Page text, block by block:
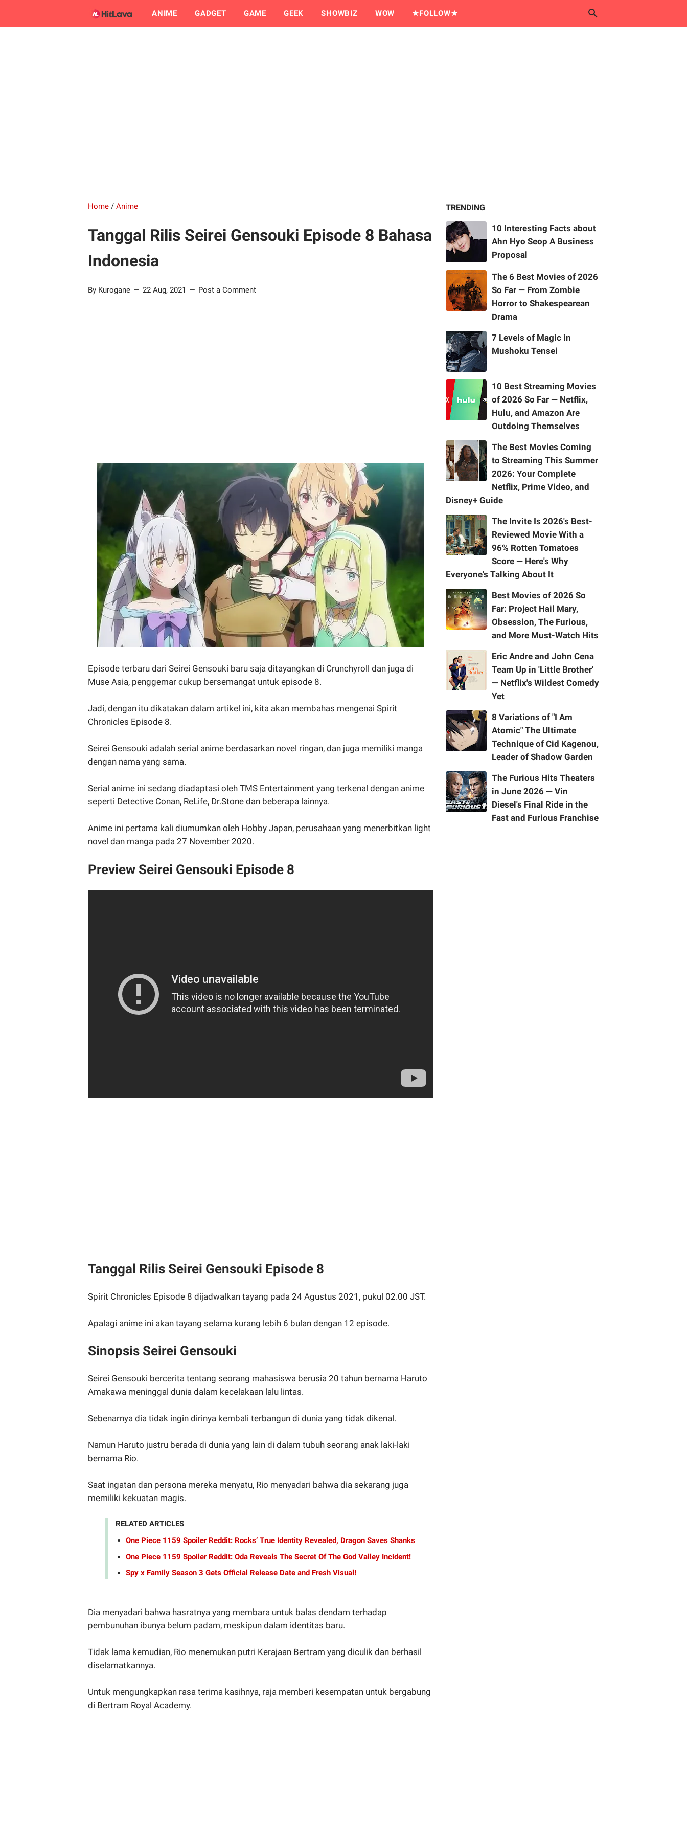
ANIME GADGET GAME GEEK SHOWBIZ WOW ★FOLLOW★
Home / Anime
Tanggal Rilis Seirei Gensouki Episode 8 Bahasa
Indonesia
By Kurogane 22 Aug, 2021 Post a Comment
Episode terbaru dari Seirei Gensouki baru saja ditayangkan di Crunchyroll dan juga di
Muse Asia, penggemar cukup bersemangat untuk episode 8.
Jadi, dengan itu dikatakan dalam artikel ini, kita akan membahas mengenai Spirit
Chronicles Episode 8.
Seirei Gensouki adalah serial anime berdasarkan novel ringan, dan juga memiliki manga
dengan nama yang sama.
Serial anime ini sedang diadaptasi oleh TMS Entertainment yang terkenal dengan anime
seperti Detective Conan, ReLife, Dr.Stone dan beberapa lainnya.
Anime ini pertama kali diumumkan oleh Hobby Japan, perusahaan yang menerbitkan light
novel dan manga pada 27 November 2020.
Preview Seirei Gensouki Episode 8
Tanggal Rilis Seirei Gensouki Episode 8
Spirit Chronicles Episode 8 dijadwalkan tayang pada 24 Agustus 2021, pukul 02.00 JST.
Apalagi anime ini akan tayang selama kurang lebih 6 bulan dengan 12 episode.
Sinopsis Seirei Gensouki
Seirei Gensouki bercerita tentang seorang mahasiswa berusia 20 tahun bernama Haruto
Amakawa meninggal dunia dalam kecelakaan lalu lintas.
Sebenarnya dia tidak ingin dirinya kembali terbangun di dunia yang tidak dikenal.
Namun Haruto justru berada di dunia yang lain di dalam tubuh seorang anak laki-laki
bernama Rio.
Saat ingatan dan persona mereka menyatu, Rio menyadari bahwa dia sekarang juga
memiliki kekuatan magis.
RELATED ARTICLES
One Piece 1159 Spoiler Reddit: Rocks’ True Identity Revealed, Dragon Saves Shanks
One Piece 1159 Spoiler Reddit: Oda Reveals The Secret Of The God Valley Incident!
Spy x Family Season 3 Gets Official Release Date and Fresh Visual!
Dia menyadari bahwa hasratnya yang membara untuk balas dendam terhadap
pembunuhan ibunya belum padam, meskipun dalam identitas baru.
Tidak lama kemudian, Rio menemukan putri Kerajaan Bertram yang diculik dan berhasil
diselamatkannya.
Untuk mengungkapkan rasa terima kasihnya, raja memberi kesempatan untuk bergabung
di Bertram Royal Academy.
TRENDING
10 Interesting Facts about
Ahn Hyo Seop A Business
Proposal
The 6 Best Movies of 2026
So Far — From Zombie
Horror to Shakespearean
Drama
7 Levels of Magic in
Mushoku Tensei
10 Best Streaming Movies
of 2026 So Far — Netflix,
Hulu, and Amazon Are
Outdoing Themselves
The Best Movies Coming
to Streaming This Summer
2026: Your Complete
Netflix, Prime Video, and
Disney+ Guide
The Invite Is 2026's Best-
Reviewed Movie With a
96% Rotten Tomatoes
Score — Here's Why
Everyone's Talking About It
Best Movies of 2026 So
Far: Project Hail Mary,
Obsession, The Furious,
and More Must-Watch Hits
Eric Andre and John Cena
Team Up in 'Little Brother'
— Netflix's Wildest Comedy
Yet
8 Variations of "I Am
Atomic" The Ultimate
Technique of Cid Kagenou,
Leader of Shadow Garden
The Furious Hits Theaters
in June 2026 — Vin
Diesel's Final Ride in the
Fast and Furious Franchise